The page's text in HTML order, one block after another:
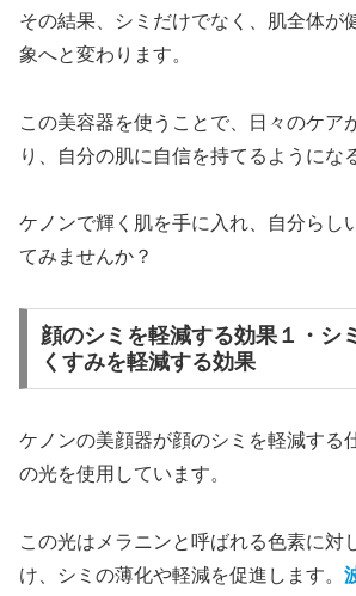
その結果、シミだけでなく、肌全体が
象へと変わります。
この美容器を使うことで、日々のケア
り、自分の肌に自信を持てるようにな
ケノンで輝く肌を手に入れ、自分らし
てみませんか？
顔のシミを軽減する効果１・シ
くすみを軽減する効果
ケノンの美顔器が顔のシミを軽減する
の光を使用しています。
この光はメラニンと呼ばれる色素に対
け、シミの薄化や軽減を促進します。